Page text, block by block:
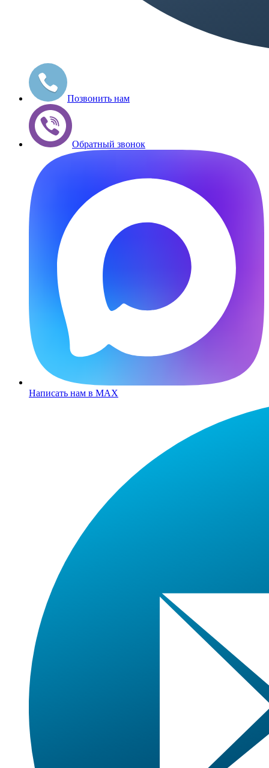
Позвонить нам
Обратный звонок
Написать нам в MAX